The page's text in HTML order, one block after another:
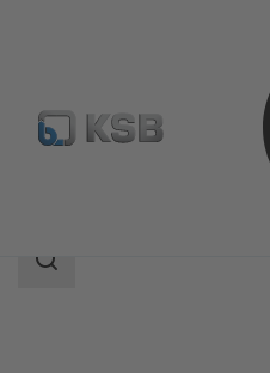
Productcatalogus
Zoekgebied